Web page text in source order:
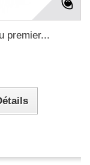
premier...